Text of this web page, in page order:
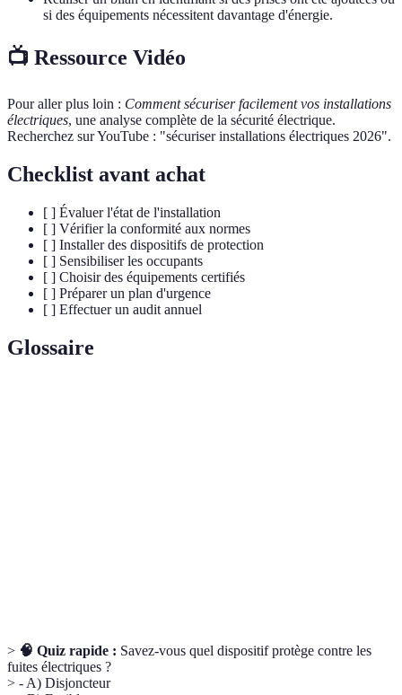
si des équipements nécessitent davantage d'énergie.
📺 Ressource Vidéo
Pour aller plus loin : Comment sécuriser facilement vos installations
électriques, une analyse complète de la sécurité électrique.
Recherchez sur YouTube : "sécuriser installations électriques 2026".
Checklist avant achat
[ ] Évaluer l'état de l'installation
[ ] Vérifier la conformité aux normes
[ ] Installer des dispositifs de protection
[ ] Sensibiliser les occupants
[ ] Choisir des équipements certifiés
[ ] Préparer un plan d'urgence
[ ] Effectuer un audit annuel
Glossaire
> 🧠 Quiz rapide : Savez-vous quel dispositif protège contre les
fuites électriques ?
> - A) Disjoncteur